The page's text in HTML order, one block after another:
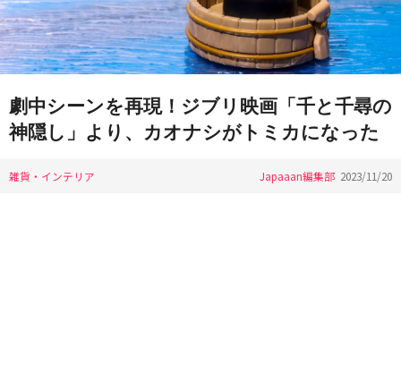
劇中シーンを再現！ジブリ映画「千と千尋の
神隠し」より、カオナシがトミカになった
雑貨・インテリア Japaaan編集部 2023/11/20